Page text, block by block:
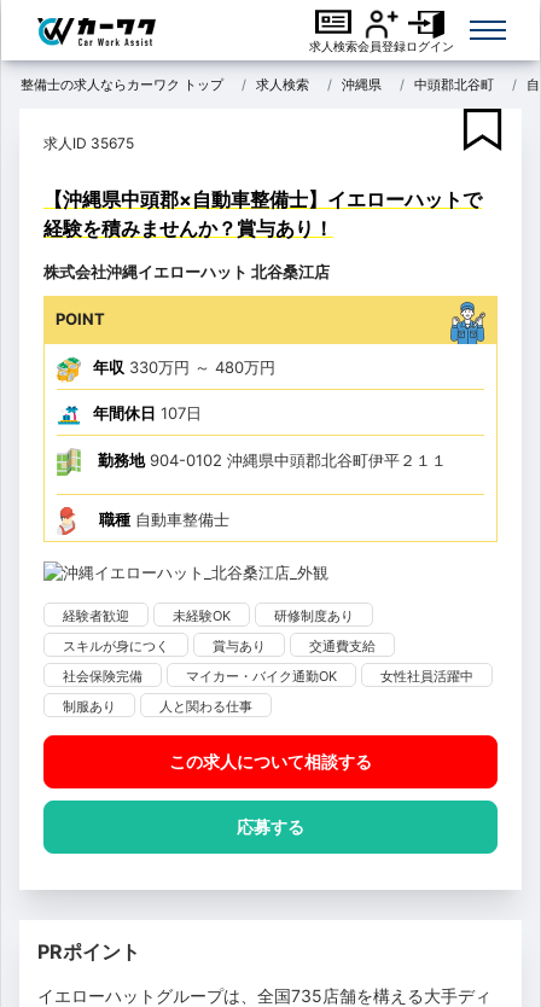
求人検索会員登録ログイン
整備士の求人ならカーワク トップ 求人検索 沖縄県 中頭郡北谷町
求人ID 35675
【沖縄県中頭郡×自動車整備士】イエローハットで
経験を積みませんか？賞与あり！
株式会社沖縄イエローハット 北谷桑江店
POINT
年収 330万円 ～ 480万円
年間休日 107日
勤務地904-0102 沖縄県中頭郡北谷町伊平２１１
職種 自動車整備士
経験者歓迎 未経験OK
研修制度あり
スキルが身につく
賞与あり
交通費支給
社会保険完備
マイカー・バイク通勤OK
女性社員活躍中
制服あり
人と関わる仕事
この求人について相談する
応募する
PRポイント
イエローハットグループは、全国735店舗を構える大手ディ